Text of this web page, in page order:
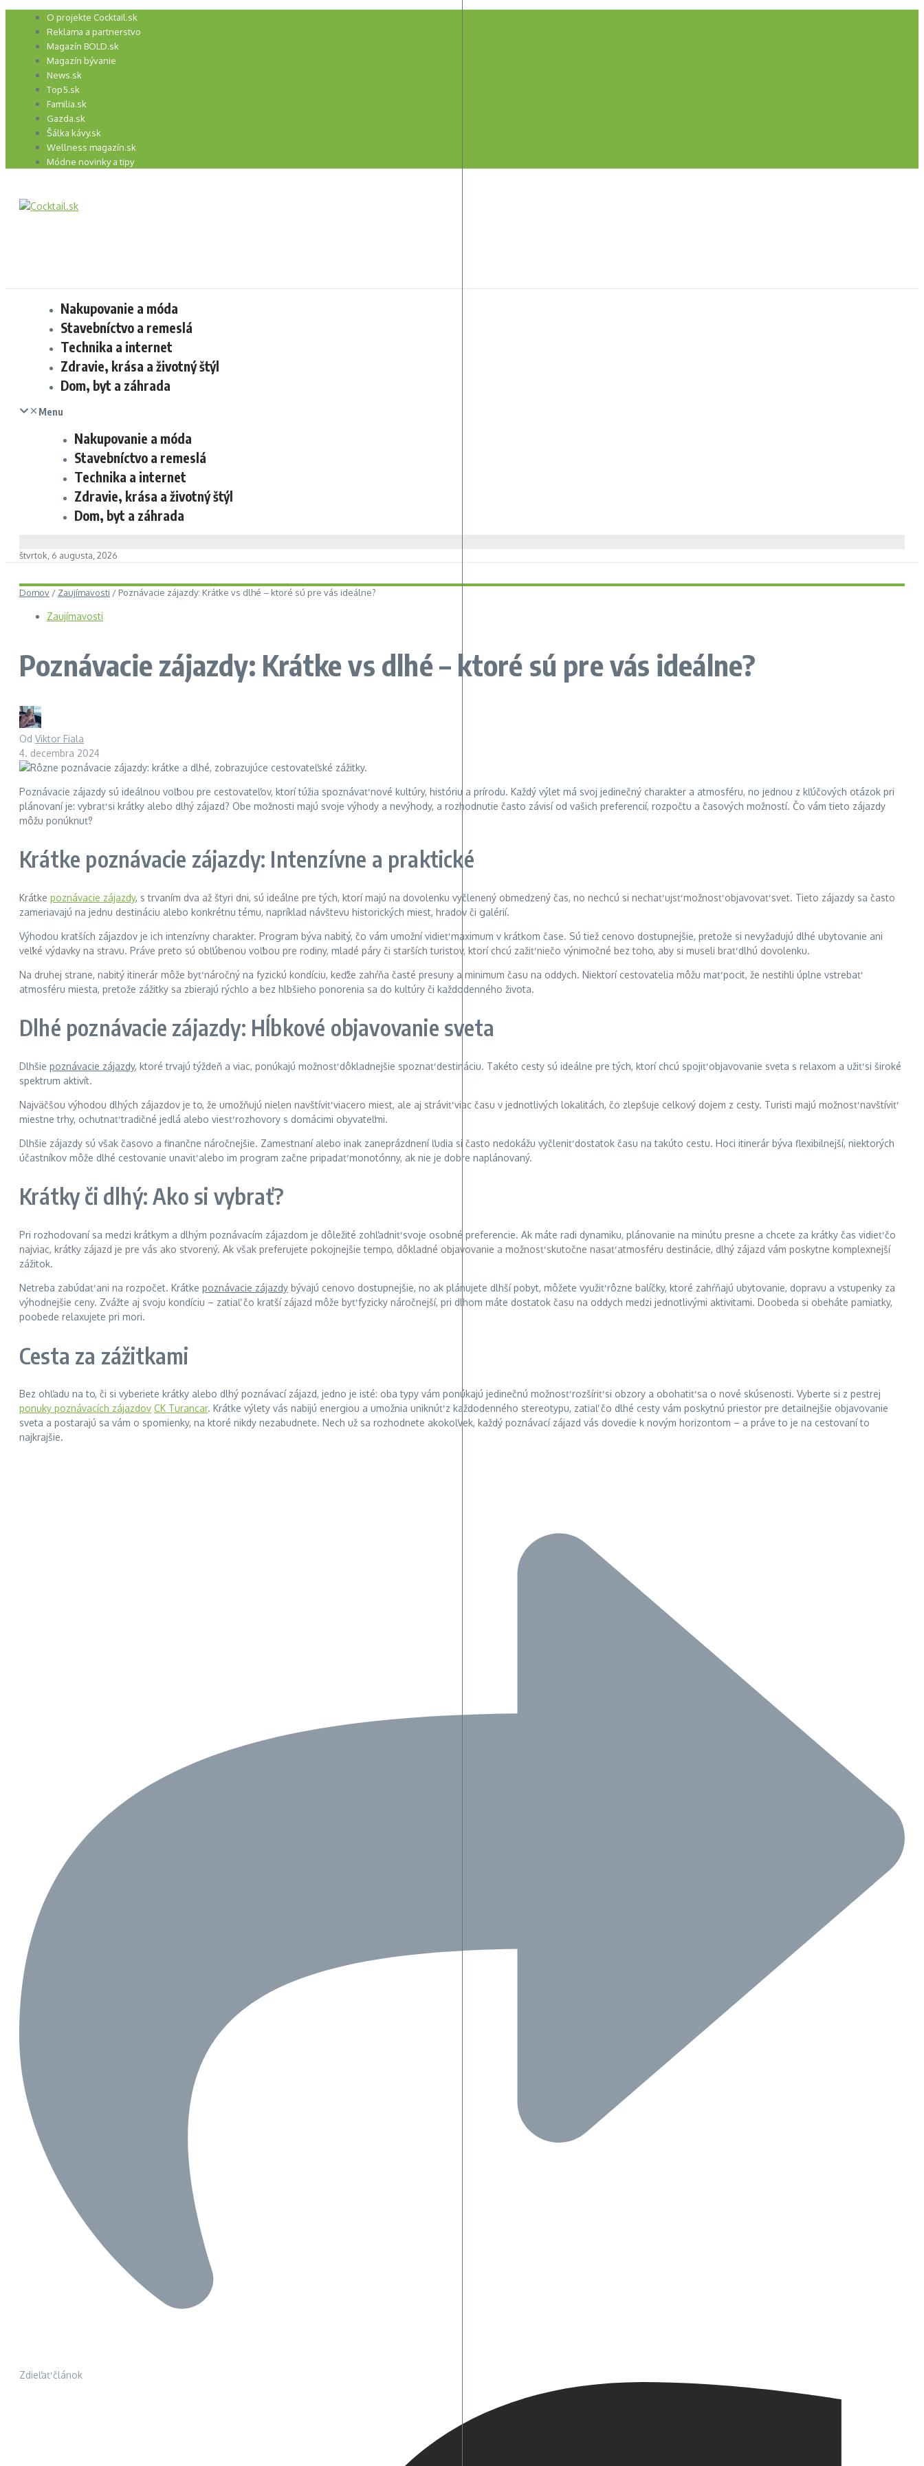
Preskočiť
O projekte Cocktail.sk
Reklama a partnerstvo
Magazín BOLD.sk
Magazín bývanie
News.sk
Top5.sk
Familia.sk
Gazda.sk
Šálka kávy.sk
Wellness magazín.sk
Módne novinky a tipy
Nakupovanie a móda
Stavebníctvo a remeslá
Technika a internet
Zdravie, krása a životný štýl
Dom, byt a záhrada
Menu
Nakupovanie a móda
Stavebníctvo a remeslá
Technika a internet
Zdravie, krása a životný štýl
Dom, byt a záhrada
štvrtok, 6 augusta, 2026
Domov / Zaujímavosti / Poznávacie zájazdy: Krátke vs dlhé – ktoré sú pre vás ideálne?
Zaujímavosti
Poznávacie zájazdy: Krátke vs dlhé – ktoré sú pre vás ideálne?
Od Viktor Fiala
4. decembra 2024
Poznávacie zájazdy sú ideálnou voľbou pre cestovateľov, ktorí túžia spoznávať nové kultúry, históriu a prírodu. Každý výlet má svoj jedinečný charakter a atmosféru, no jednou z kľúčových otázok pri
plánovaní je: vybrať si krátky alebo dlhý zájazd? Obe možnosti majú svoje výhody a nevýhody, a rozhodnutie často závisí od vašich preferencií, rozpočtu a časových možností. Čo vám tieto zájazdy
môžu ponúknuť?
Krátke poznávacie zájazdy: Intenzívne a praktické
Krátke poznávacie zájazdy, s trvaním dva až štyri dni, sú ideálne pre tých, ktorí majú na dovolenku vyčlenený obmedzený čas, no nechcú si nechať ujsť možnosť objavovať svet. Tieto zájazdy sa často
zameriavajú na jednu destináciu alebo konkrétnu tému, napríklad návštevu historických miest, hradov či galérií.
Výhodou kratších zájazdov je ich intenzívny charakter. Program býva nabitý, čo vám umožní vidieť maximum v krátkom čase. Sú tiež cenovo dostupnejšie, pretože si nevyžadujú dlhé ubytovanie ani
veľké výdavky na stravu. Práve preto sú obľúbenou voľbou pre rodiny, mladé páry či starších turistov, ktorí chcú zažiť niečo výnimočné bez toho, aby si museli brať dlhú dovolenku.
Na druhej strane, nabitý itinerár môže byť náročný na fyzickú kondíciu, keďže zahŕňa časté presuny a minimum času na oddych. Niektorí cestovatelia môžu mať pocit, že nestihli úplne vstrebať
atmosféru miesta, pretože zážitky sa zbierajú rýchlo a bez hlbšieho ponorenia sa do kultúry či každodenného života.
Dlhé poznávacie zájazdy: Hĺbkové objavovanie sveta
Dlhšie poznávacie zájazdy, ktoré trvajú týždeň a viac, ponúkajú možnosť dôkladnejšie spoznať destináciu. Takéto cesty sú ideálne pre tých, ktorí chcú spojiť objavovanie sveta s relaxom a užiť si široké
spektrum aktivít.
Najväčšou výhodou dlhých zájazdov je to, že umožňujú nielen navštíviť viacero miest, ale aj stráviť viac času v jednotlivých lokalitách, čo zlepšuje celkový dojem z cesty. Turisti majú možnosť navštíviť
miestne trhy, ochutnať tradičné jedlá alebo viesť rozhovory s domácimi obyvateľmi.
Dlhšie zájazdy sú však časovo a finančne náročnejšie. Zamestnaní alebo inak zaneprázdnení ľudia si často nedokážu vyčleniť dostatok času na takúto cestu. Hoci itinerár býva flexibilnejší, niektorých
účastníkov môže dlhé cestovanie unaviť alebo im program začne pripadať monotónny, ak nie je dobre naplánovaný.
Krátky či dlhý: Ako si vybrať?
Pri rozhodovaní sa medzi krátkym a dlhým poznávacím zájazdom je dôležité zohľadniť svoje osobné preferencie. Ak máte radi dynamiku, plánovanie na minútu presne a chcete za krátky čas vidieť čo
najviac, krátky zájazd je pre vás ako stvorený. Ak však preferujete pokojnejšie tempo, dôkladné objavovanie a možnosť skutočne nasať atmosféru destinácie, dlhý zájazd vám poskytne komplexnejší
zážitok.
Netreba zabúdať ani na rozpočet. Krátke poznávacie zájazdy bývajú cenovo dostupnejšie, no ak plánujete dlhší pobyt, môžete využiť rôzne balíčky, ktoré zahŕňajú ubytovanie, dopravu a vstupenky za
výhodnejšie ceny. Zvážte aj svoju kondíciu – zatiaľ čo kratší zájazd môže byť fyzicky náročnejší, pri dlhom máte dostatok času na oddych medzi jednotlivými aktivitami. Doobeda si obeháte pamiatky,
poobede relaxujete pri mori.
Cesta za zážitkami
Bez ohľadu na to, či si vyberiete krátky alebo dlhý poznávací zájazd, jedno je isté: oba typy vám ponúkajú jedinečnú možnosť rozšíriť si obzory a obohatiť sa o nové skúsenosti. Vyberte si z pestrej
ponuky poznávacích zájazdov CK Turancar. Krátke výlety vás nabijú energiou a umožnia uniknúť z každodenného stereotypu, zatiaľ čo dlhé cesty vám poskytnú priestor pre detailnejšie objavovanie
sveta a postarajú sa vám o spomienky, na ktoré nikdy nezabudnete. Nech už sa rozhodnete akokoľvek, každý poznávací zájazd vás dovedie k novým horizontom – a práve to je na cestovaní to
najkrajšie.
Zdieľať článok